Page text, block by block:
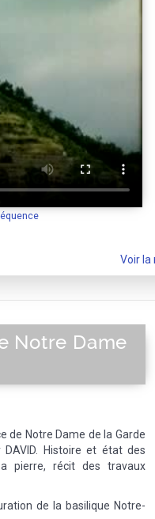
Voir la
Notre Dame
de Notre Dame de la Garde
Histoire et état des
pierre, récit des travaux
de la basilique Notre-